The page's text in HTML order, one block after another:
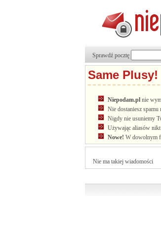
Sprawdź pocztę
Same Plusy!
Niepodam.pl nie
Nie dostaniesz
Nigdy nie usuniemy
Używając aliasów nikt
Nowe! W dowolnym
Nie ma takiej wiadomości